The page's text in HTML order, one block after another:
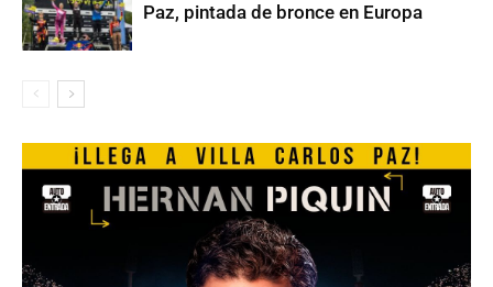
Paz, pintada de bronce en Europa